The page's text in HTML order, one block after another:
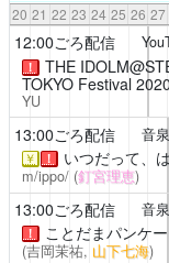
20 21 22 23 24 25 26 27
12:00ごろ配信
！
THE
TOKYO Festival
YU
13:00ごろ配信 音泉
￥ ！ いつだって、
m/ippo/ (釘宮理恵)
13:00ごろ配信 音泉
！ ことだまパンケ
(吉岡茉祐, 山下七海)